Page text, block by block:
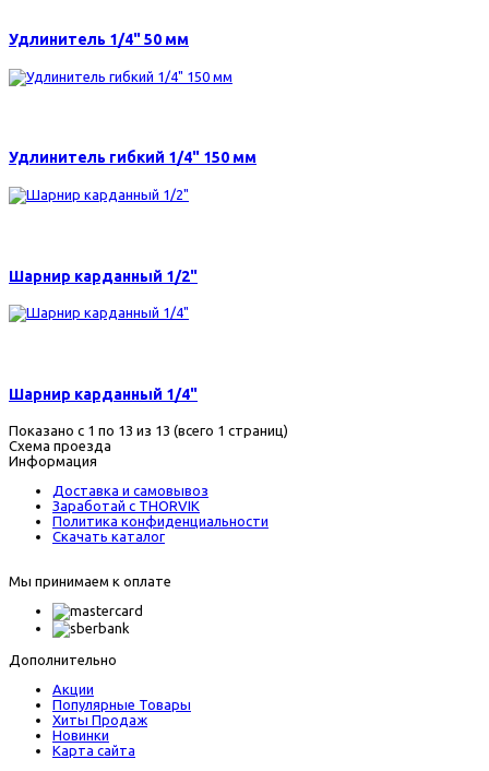
Удлинитель 1/4" 50 мм
Удлинитель гибкий 1/4" 150 мм
Шарнир карданный 1/2"
Шарнир карданный 1/4"
Показано с 1 по 13 из 13 (всего 1 страниц)
Схема проезда
Информация
Доставка и самовывоз
Заработай с THORVIK
Политика конфиденциальности
Скачать каталог
Мы принимаем к оплате
Дополнительно
Акции
Популярные Товары
Хиты Продаж
Новинки
Карта сайта